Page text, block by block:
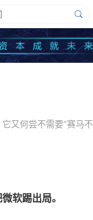
又何尝不需要“赛马不
软踢出局。